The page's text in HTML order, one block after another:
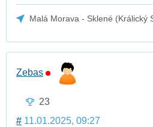
Malá Morava - Sklené (Králický
Zebas
23
# 11.01.2025, 09:27